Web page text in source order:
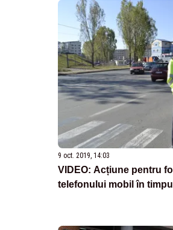
9 oct. 2019, 14:03
VIDEO: Acțiune pentru
telefonului mobil în